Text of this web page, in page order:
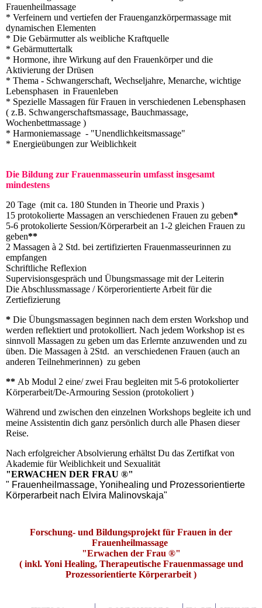
Frauenheilmassage
* Verfeinern und vertiefen der Frauenganzkörpermassage mit
dynamischen Elementen
* Die Gebärmutter als weibliche Kraftquelle
* Gebärmuttertalk
* Hormone, ihre Wirkung auf den Frauenkörper und die
Aktivierung der Drüsen
* Thema - Schwangerschaft, Wechseljahre, Menarche, wichtige
Lebensphasen in Frauenleben
* Spezielle Massagen für Frauen in verschiedenen Lebensphasen
( z.B. Schwangerschaftsmassage, Bauchmassage,
Wochenbettmassage )
* Harmoniemassage - "Unendlichkeitsmassage"
* Energieübungen zur Weiblichkeit
Die Bildung zur Frauenmasseurin umfasst insgesamt
mindestens
20 Tage (mit ca. 180 Stunden in Theorie und Praxis )
15 protokolierte Massagen an verschiedenen Frauen zu geben*
5-6 protokolierte Session/Körperarbeit an 1-2 gleichen Frauen zu
geben**
2 Massagen à 2 Std. bei zertifizierten Frauenmasseurinnen zu
empfangen
Schriftliche Reflexion
Supervisionsgespräch und Übungsmassage mit der Leiterin
Die Abschlussmassage / Körperorientierte Arbeit für die
Zertiefizierung
* Die Übungsmassagen beginnen nach dem ersten Workshop und
werden reflektiert und protokolliert. Nach jedem Workshop ist es
sinnvoll Massagen zu geben um das Erlernte anzuwenden und zu
üben. Die Massagen à 2Std. an verschiedenen Frauen (auch an
anderen Teilnehmerinnen) zu geben
** Ab Modul 2 eine/ zwei Frau begleiten mit 5-6 protokolierter
Körperarbeit/De-Armouring Session (protokoliert )
Während und zwischen den einzelnen Workshops begleite ich und
meine Assistentin dich ganz persönlich durch alle Phasen dieser
Reise.
Nach erfolgreicher Absolvierung erhältst Du das Zertifkat von
Akademie für Weiblichkeit und Sexualität
"ERWACHEN DER FRAU ®"
" Frauenheilmassage, Yonihealing und Prozessorientierte
Körperarbeit nach Elvira Malinovskaja"
Forschung- und Bildungsprojekt für Frauen in der
Frauenheilmassage
"Erwachen der Frau ®"
( inkl. Yoni Healing, Therapeutische Frauenmassage und
Prozessorientierte Körperarbeit )